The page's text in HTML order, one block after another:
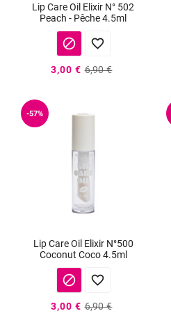
Lip Care Oil Elixir N° 502
Peach - Pêche 4.5ml
 
3,00 € 6,90 €
-57%
Lip Care Oil Elixir N°500
Coconut Coco 4.5ml
 
3,00 € 6,90 €